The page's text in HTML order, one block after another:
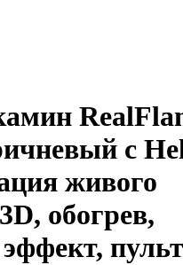
c
живого
обогрев,